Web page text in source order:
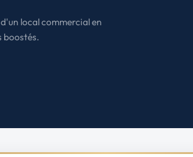
Amérique du Nord
local commercial en
boostés.